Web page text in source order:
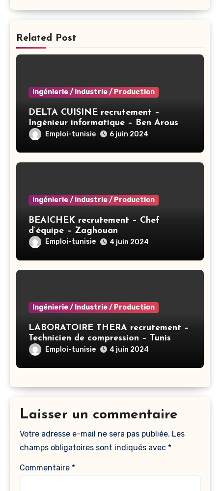
Related Post
Ingénierie / Industrie / Production
DELTA CUISINE recrutement –
Ingénieur informatique – Ben Arous
Emploi-tunisie 6 juin 2024
Ingénierie / Industrie / Production
BEAICHEK recrutement – Chef
d’équipe – Zaghouan
Emploi-tunisie 4 juin 2024
Ingénierie / Industrie / Production
LABORATOIRE THERA recrutement –
Technicien de compression – Tunis
Emploi-tunisie 4 juin 2024
Laisser un commentaire
Votre adresse e-mail ne sera pas publiée. Les
champs obligatoires sont indiqués avec *
Commentaire *